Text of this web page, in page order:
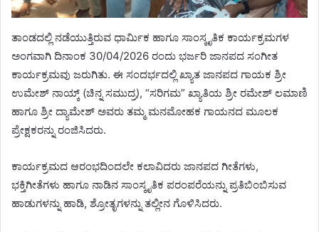
ತಾಂಡದಲ್ಲಿ ನಡೆಯುತ್ತಿರುವ ಧಾರ್ಮಿಕ ಹಾಗೂ ಸಾಂಸ್ಕೃತಿಕ ಕಾರ್ಯಕ್ರಮಗಳ
ಅಂಗವಾಗಿ ದಿನಾಂಕ 30/04/2026 ರಂದು ಭರ್ಜರಿ ಜಾನಪದ ಸಂಗೀತ
ಕಾರ್ಯಕ್ರಮವು ಜರುಗಿತು. ಈ ಸಂದರ್ಭದಲ್ಲಿ ಖ್ಯಾತ ಜಾನಪದ ಗಾಯಕ ಶ್ರೀ
ಉಮೇಶ್ ನಾಯ್ಕ್ (ಚಿನ್ನ ಸಮುದ್ರ), “ಸರಿಗಮ” ಖ್ಯಾತಿಯ ಶ್ರೀ ರಮೇಶ್ ಲಮಾಣಿ
ಹಾಗೂ ಶ್ರೀ ದ್ಯಾಮೇಶ್ ಅವರು ತಮ್ಮ ಮನಮೋಹಕ ಗಾಯನದ ಮೂಲಕ
ಪ್ರೇಕ್ಷಕರನ್ನು ರಂಜಿಸಿದರು.
ಕಾರ್ಯಕ್ರಮದ ಆರಂಭದಿಂದಲೇ ಕಲಾವಿದರು ಜಾನಪದ ಗೀತೆಗಳು,
ಭಕ್ತಿಗೀತೆಗಳು ಹಾಗೂ ನಾಡಿನ ಸಾಂಸ್ಕೃತಿಕ ಪರಂಪರೆಯನ್ನು ಪ್ರತಿಬಿಂಬಿಸುವ
ಹಾಡುಗಳನ್ನು ಹಾಡಿ, ಶ್ರೋತೃಗಳನ್ನು ತಲ್ಲೀನ ಗೊಳಿಸಿದರು.